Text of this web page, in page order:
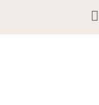
content